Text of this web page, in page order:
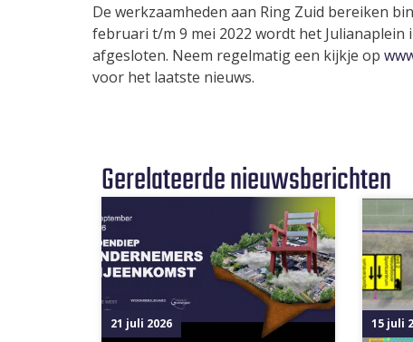
De werkzaamheden aan Ring Zuid bereiken
februari t/m 9 mei 2022 wordt het Julianaplein
afgesloten. Neem regelmatig een kijkje op
voor het laatste nieuws.
Gerelateerde nieuwsberichten
21 juli 2026 15 juli